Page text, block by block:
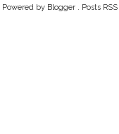
Powered by Blogger . Posts RSS